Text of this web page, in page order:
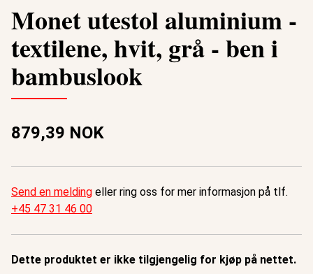
Monet utestol aluminium -
textilene, hvit, grå - ben i
bambuslook
879,39 NOK
Send en melding eller ring oss for mer informasjon på tlf.
+45 47 31 46 00
Dette produktet er ikke tilgjengelig for kjøp på nettet.